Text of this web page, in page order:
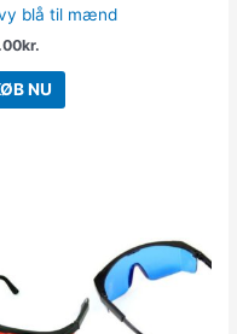
blå til mænd
kr.
NU